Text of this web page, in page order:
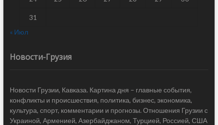
31
« Июл
Новости-Грузия
Новости Грузии, Кавказа. Картина дня – главные события,
конфликты и происшествия, политика, бизнес, экономика,
культура, спорт, комментарии и прогнозы. Отношения Грузии с
Украиной, Арменией, Азербайджаном, Турцией, Россией, США